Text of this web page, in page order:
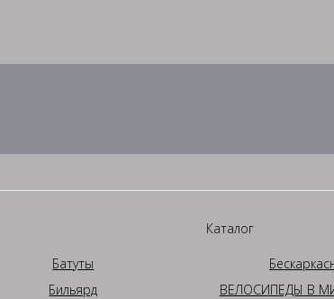
Каталог
Батуты
Бильярд
ВЕЛОСИПЕДЫ В